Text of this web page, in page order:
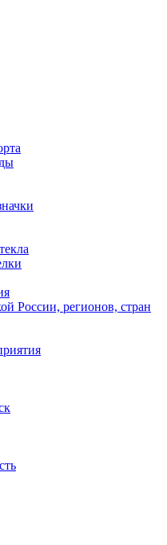
России, регионов, стран